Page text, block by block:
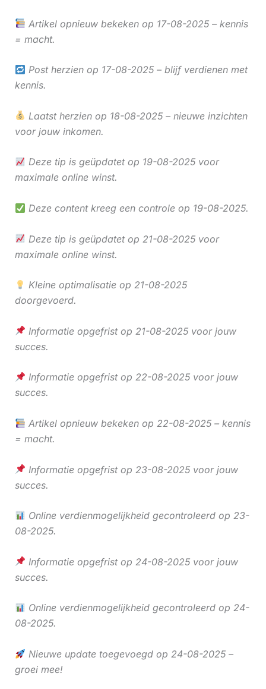
Artikel opnieuw bekeken op 17-08-2025 – kennis
= macht.
Post herzien op 17-08-2025 – blijf verdienen met
kennis.
Laatst herzien op 18-08-2025 – nieuwe inzichten
voor jouw inkomen.
Deze tip is geüpdatet op 19-08-2025 voor
maximale online winst.
Deze content kreeg een controle op 19-08-2025.
Deze tip is geüpdatet op 21-08-2025 voor
maximale online winst.
Kleine optimalisatie op 21-08-2025
doorgevoerd.
Informatie opgefrist op 21-08-2025 voor jouw
succes.
Informatie opgefrist op 22-08-2025 voor jouw
succes.
Artikel opnieuw bekeken op 22-08-2025 – kennis
= macht.
Informatie opgefrist op 23-08-2025 voor jouw
succes.
Online verdienmogelijkheid gecontroleerd op 23-
08-2025.
Informatie opgefrist op 24-08-2025 voor jouw
succes.
Online verdienmogelijkheid gecontroleerd op 24-
08-2025.
Nieuwe update toegevoegd op 24-08-2025 –
groei mee!